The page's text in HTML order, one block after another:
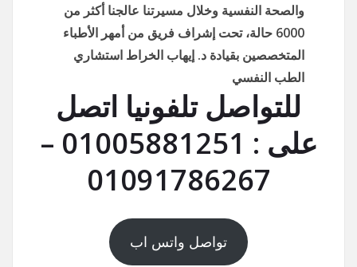
والصحة النفسية وخلال مسيرتنا عالجنا أكثر من
6000 حالة، تحت إشراف فريق من أمهر الأطباء
المتخصصين بقيادة د. إيهاب الخراط استشاري
الطب النفسي
للتواصل تلفونيا اتصل
على : 01005881251 –
01091786267
تواصل واتس اب